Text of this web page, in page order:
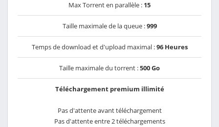
Max Torrent en parallèle : 15
Taille maximale de la queue :999
Temps de download et d'upload maximal :96 Heures
Taille maximale du torrent :500 Go
Téléchargement premium illimité
Pas d'attente avant téléchargement
Pas d'attente entre 2 téléchargements